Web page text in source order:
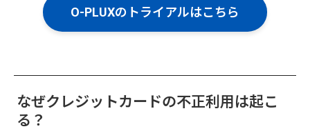
O-PLUXのトライアルはこちら
なぜクレジットカードの不正利用は起こ
る？